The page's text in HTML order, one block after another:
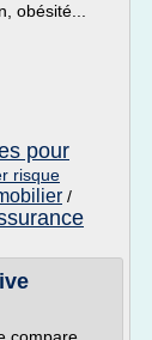
obésité...
pour
risque
/